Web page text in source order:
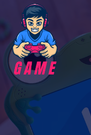
content